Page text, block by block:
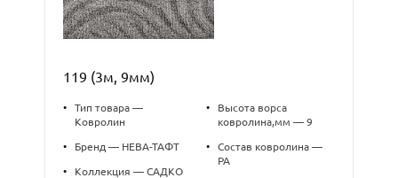
119 (3м, 9мм)
•
Тип товара —
Ковролин
• Бренд — НЕВА-ТАФТ
• Коллекция — САДКО
•
Высота ворса
ковролина,мм — 9
•
Состав ковролина —
PA